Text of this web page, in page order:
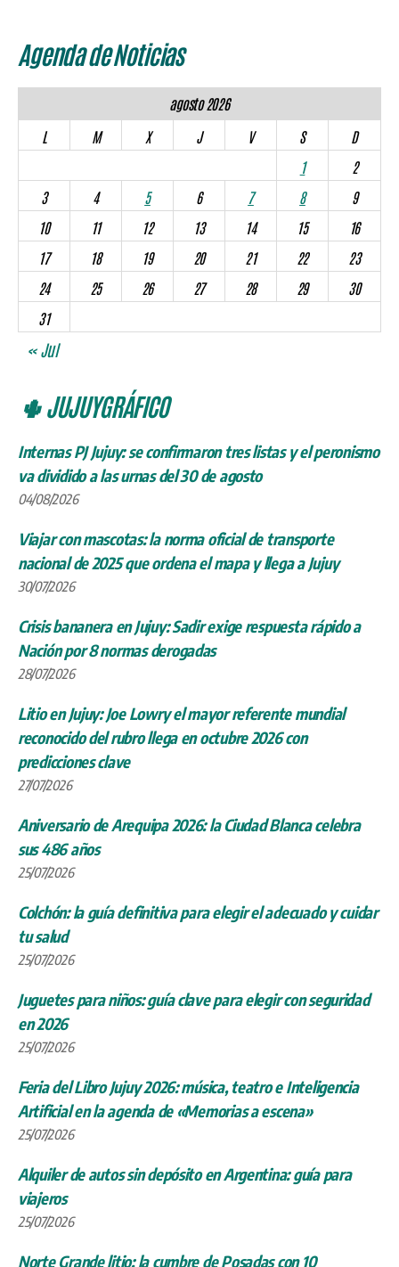
Agenda de Noticias
agosto 2026
L
M X J V S
D
1
2
3
4 5 6 7 8
9
10
11 12 13 14 15
16
17
18 19 20 21 22
23
24
25 26 27 28 29
30
31
« Jul
🌵 JUJUYGRÁFICO
Internas PJ Jujuy: se confirmaron tres listas y el peronismo
va dividido a las urnas del 30 de agosto
04/08/2026
Viajar con mascotas: la norma oficial de transporte
nacional de 2025 que ordena el mapa y llega a Jujuy
30/07/2026
Crisis bananera en Jujuy: Sadir exige respuesta rápido a
Nación por 8 normas derogadas
28/07/2026
Litio en Jujuy: Joe Lowry el mayor referente mundial
reconocido del rubro llega en octubre 2026 con
predicciones clave
27/07/2026
Aniversario de Arequipa 2026: la Ciudad Blanca celebra
sus 486 años
25/07/2026
Colchón: la guía definitiva para elegir el adecuado y cuidar
tu salud
25/07/2026
Juguetes para niños: guía clave para elegir con seguridad
en 2026
25/07/2026
Feria del Libro Jujuy 2026: música, teatro e Inteligencia
Artificial en la agenda de «Memorias a escena»
25/07/2026
Alquiler de autos sin depósito en Argentina: guía para
viajeros
25/07/2026
Norte Grande litio: la cumbre de Posadas con 10